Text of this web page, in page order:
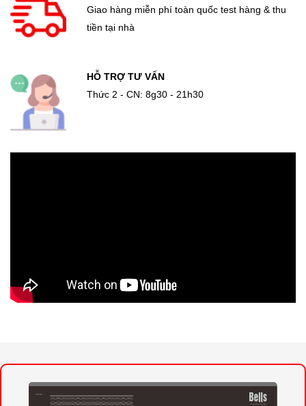
Giao hàng miễn phí toàn quốc test hàng & thu
tiền tại nhà
HỖ TRỢ TƯ VẤN
Thức 2 - CN: 8g30 - 21h30